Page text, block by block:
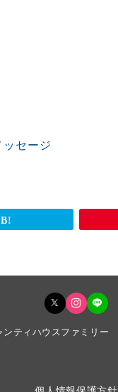
ッセージ
ンティハウスファミリー